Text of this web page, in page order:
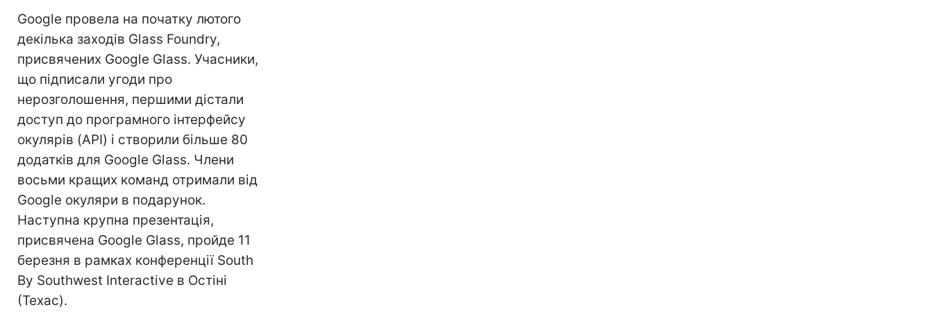
Google провела на початку лютого
декілька заходів Glass Foundry,
присвячених Google Glass. Учасники,
що підписали угоди про
нерозголошення, першими дістали
доступ до програмного інтерфейсу
окулярів (API) і створили більше 80
додатків для Google Glass. Члени
восьми кращих команд отримали від
Google окуляри в подарунок.
Наступна крупна презентація,
присвячена Google Glass, пройде 11
березня в рамках конференції South
By Southwest Interactive в Остіні
(Техас).